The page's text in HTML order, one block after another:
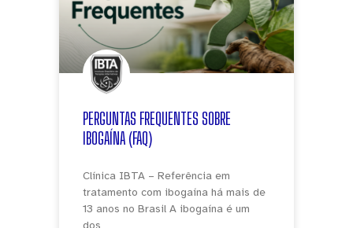
PERGUNTAS FREQUENTES SOBRE
IBOGAÍNA (FAQ)
Clínica IBTA – Referência em
tratamento com ibogaína há mais de
13 anos no Brasil A ibogaína é um
dos